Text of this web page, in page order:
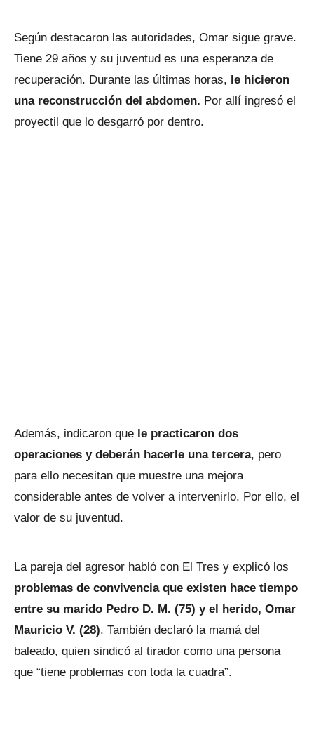
Según destacaron las autoridades, Omar sigue grave.
Tiene 29 años y su juventud es una esperanza de
recuperación. Durante las últimas horas, le hicieron
una reconstrucción del abdomen. Por allí ingresó el
proyectil que lo desgarró por dentro.
Además, indicaron que le practicaron dos
operaciones y deberán hacerle una tercera, pero
para ello necesitan que muestre una mejora
considerable antes de volver a intervenirlo. Por ello, el
valor de su juventud.
La pareja del agresor habló con El Tres y explicó los
problemas de convivencia que existen hace tiempo
entre su marido Pedro D. M. (75) y el herido, Omar
Mauricio V. (28). También declaró la mamá del
baleado, quien sindicó al tirador como una persona
que “tiene problemas con toda la cuadra”.